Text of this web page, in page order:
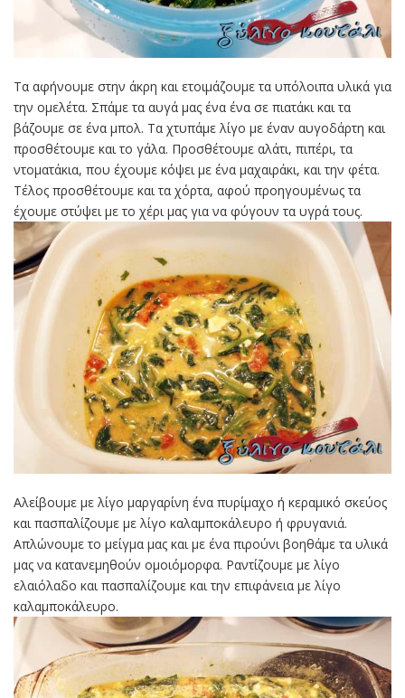
Τα αφήνουμε στην άκρη και ετοιμάζουμε τα υπόλοιπα υλικά για
την ομελέτα. Σπάμε τα αυγά μας ένα ένα σε πιατάκι και τα
βάζουμε σε ένα μπολ. Τα χτυπάμε λίγο με έναν αυγοδάρτη και
προσθέτουμε και το γάλα. Προσθέτουμε αλάτι, πιπέρι, τα
ντοματάκια, που έχουμε κόψει με ένα μαχαιράκι, και την φέτα.
Τέλος προσθέτουμε και τα χόρτα, αφού προηγουμένως τα
έχουμε στύψει με το χέρι μας για να φύγουν τα υγρά τους.
Αλείβουμε με λίγο μαργαρίνη ένα πυρίμαχο ή κεραμικό σκεύος
και πασπαλίζουμε με λίγο καλαμποκάλευρο ή φρυγανιά.
Απλώνουμε το μείγμα μας και με ένα πιρούνι βοηθάμε τα υλικά
μας να κατανεμηθούν ομοιόμορφα. Ραντίζουμε με λίγο
ελαιόλαδο και πασπαλίζουμε και την επιφάνεια με λίγο
καλαμποκάλευρο.